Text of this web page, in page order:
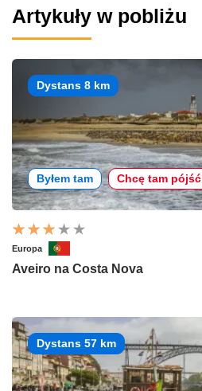
Artykuły w pobliżu
Dystans 8 km
Byłem tam Chcę tam pójść
Europa
Aveiro na Costa Nova
Dystans 57 km